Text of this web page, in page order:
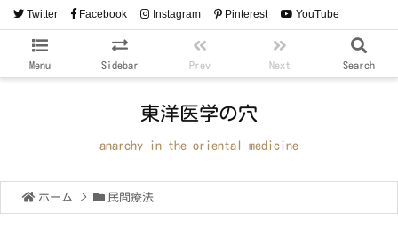
Menu Sidebar Prev Next Search
Twitter Facebook Instagram Pinterest YouTube
RSS
東洋医学の穴
anarchy in the oriental medicine
ホーム > 民間療法